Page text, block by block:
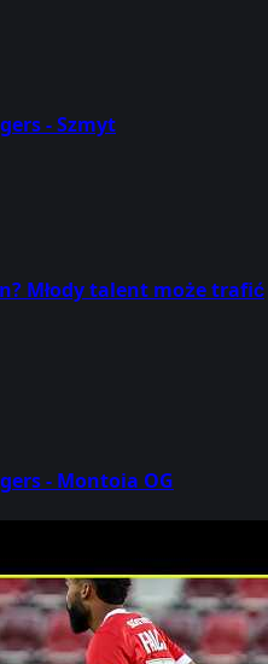
- Szmyt
Młody talent może trafić
- Montoia OG